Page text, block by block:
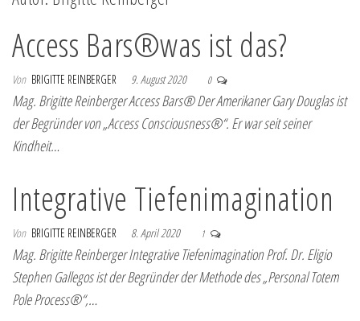
Access Bars®was ist das?
Von BRIGITTE REINBERGER 9. August 2020 0
Mag. Brigitte Reinberger Access Bars® Der Amerikaner Gary Douglas ist
der Begründer von „Access Consciousness®“. Er war seit seiner
Kindheit…
Integrative Tiefenimagination
Von BRIGITTE REINBERGER 8. April 2020 1
Mag. Brigitte Reinberger Integrative Tiefenimagination Prof. Dr. Eligio
Stephen Gallegos ist der Begründer der Methode des „Personal Totem
Pole Process®“,…